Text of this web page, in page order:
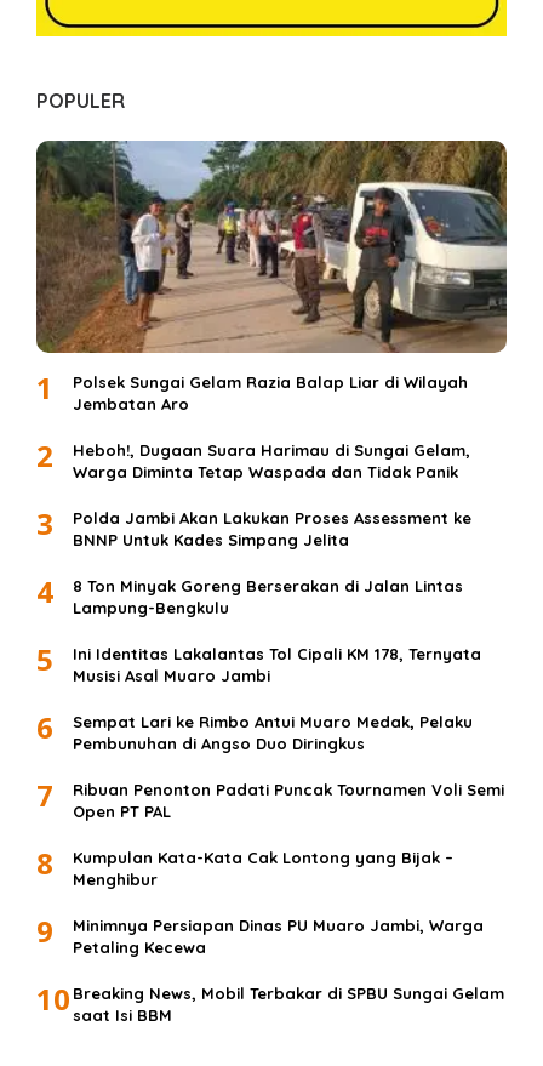
POPULER
1
Polsek Sungai Gelam Razia Balap Liar di Wilayah
Jembatan Aro
2
Heboh!, Dugaan Suara Harimau di Sungai Gelam,
Warga Diminta Tetap Waspada dan Tidak Panik
3
Polda Jambi Akan Lakukan Proses Assessment ke
BNNP Untuk Kades Simpang Jelita
4
8 Ton Minyak Goreng Berserakan di Jalan Lintas
Lampung-Bengkulu
5
Ini Identitas Lakalantas Tol Cipali KM 178, Ternyata
Musisi Asal Muaro Jambi
6
Sempat Lari ke Rimbo Antui Muaro Medak, Pelaku
Pembunuhan di Angso Duo Diringkus
7
Ribuan Penonton Padati Puncak Tournamen Voli Semi
Open PT PAL
8
Kumpulan Kata-Kata Cak Lontong yang Bijak –
Menghibur
9
Minimnya Persiapan Dinas PU Muaro Jambi, Warga
Petaling Kecewa
10 Breaking News, Mobil Terbakar di SPBU Sungai Gelam
saat Isi BBM